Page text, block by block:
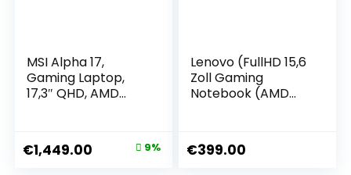
MSI Alpha 17,
Gaming Laptop,
17,3″ QHD, AMD
DDR5-5200 RAM, 1
TB, NVIDIA®
€1,449.00 9%
Lenovo (FullHD 15,6
Zoll Gaming
Notebook (AMD
GHz, 20 GB DDR4,
512 GB SSD, AMD
€399.00